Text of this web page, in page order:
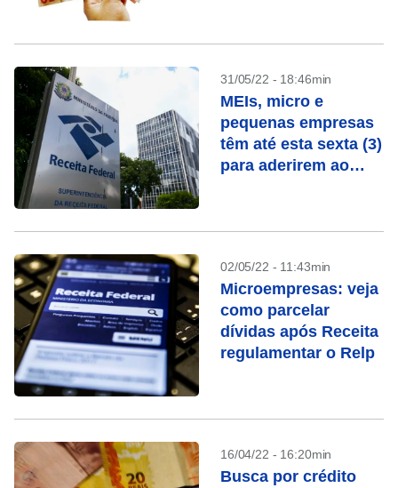
31/05/22 - 18:46min
MEIs, micro e
pequenas empresas
têm até esta sexta (3)
para aderirem ao
02/05/22 - 11:43min
Microempresas: veja
como parcelar
dívidas após Receita
regulamentar o Relp
16/04/22 - 16:20min
Busca por crédito